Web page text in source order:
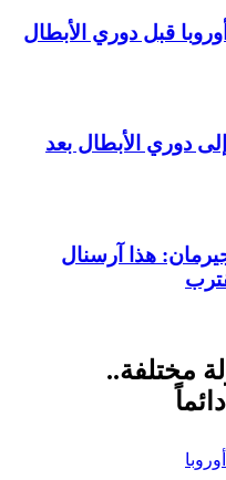
قبل دوري الأبطال
دوري الأبطال بعد
هذا آرسنال
مختلفة..